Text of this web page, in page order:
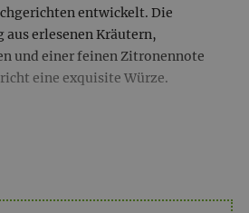
entwickelt. Die
erlesenen Kräutern,
und einer feinen Zitronennote
eine exquisite Würze.